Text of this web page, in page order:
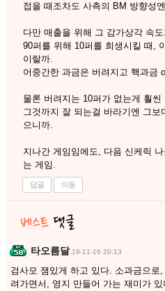
접을 때조차도 사측의 BM 방향성
다만 매출을 위해 그 감가상각 속
90퍼를 위해 10퍼를 희생시킬 때,
이랄까.
어중간한 과금은 버려지고 핵과금
물론 버려지는 10퍼가 없는게 훨씬
그것까지 잘 되는걸 바라기엔 그
으니까.
지나간 게임임에도, 다음 신케릭
는 게임.
답글 이동
타오름달 19-11-16 20:13
검사모 잼있게 하고 있다. 소과금으
려가면서, 영지 만들어 가는 재미가 있